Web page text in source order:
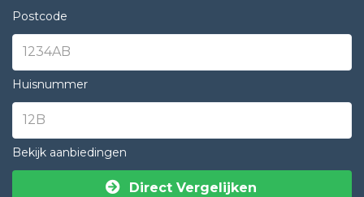
Postcode
Huisnummer
Bekijk aanbiedingen
Direct Vergelijken